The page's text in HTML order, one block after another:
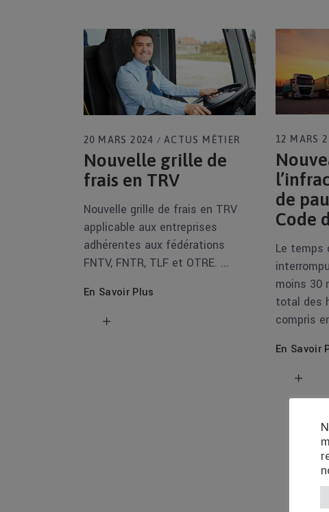
20 MARS 2024 ACTUS MÉTIER
Nouvelle grille de
frais en TRV
Nouvelle grille de frais en TRV
applicable aux entreprises
adhérentes aux fédérations
FNTV, FNTR, TLF et OTRE.
En Savoir Plus
12 MARS
de
Code
Le temps
moins 30
total des
compris
En Savoir